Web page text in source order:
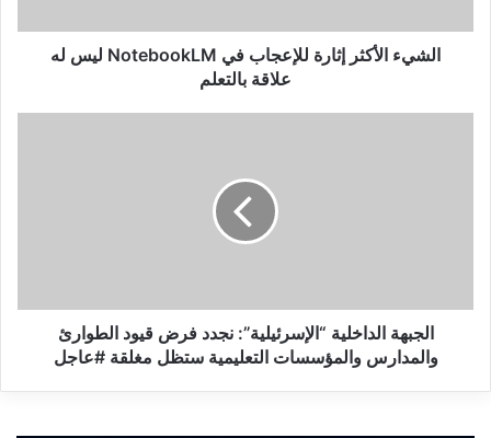
علاقة
بالتعلم
الشيء الأكثر إثارة للإعجاب في NotebookLM ليس له
علاقة بالتعلم
والمؤسسات
التعليميةالجبهة الداخلية “الإسرئيلية”: نجدد فرض قيود الطوارئ
والمدارس والمؤسسات التعليمية ستظل مغلقة #عاجل